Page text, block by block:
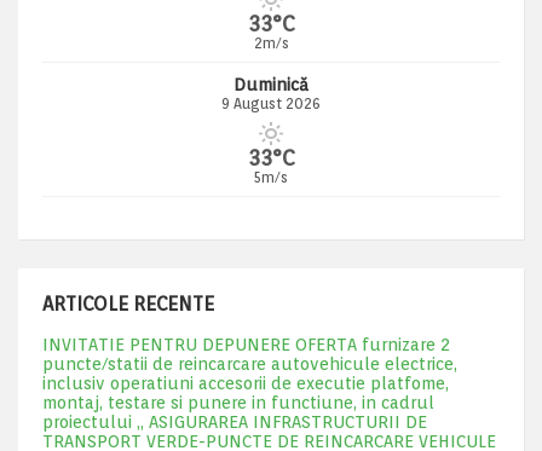
33°C
2m/s
Duminică
9 August 2026
33°C
5m/s
ARTICOLE RECENTE
INVITATIE PENTRU DEPUNERE OFERTA furnizare 2
puncte/statii de reincarcare autovehicule electrice,
inclusiv operatiuni accesorii de executie platfome,
montaj, testare si punere in functiune, in cadrul
proiectului „ ASIGURAREA INFRASTRUCTURII DE
TRANSPORT VERDE-PUNCTE DE REINCARCARE VEHICULE